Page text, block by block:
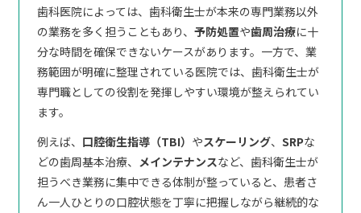
歯科医院によっては、歯科衛生士が本来の専門業務以外
の業務を多く担うこともあり、予防処置や歯周治療に十
分な時間を確保できないケースがあります。一方で、業
務範囲が明確に整理されている医院では、歯科衛生士が
専門職としての役割を発揮しやすい環境が整えられてい
ます。
例えば、 口腔衛生指導（TBI） やスケーリング、SRPな
どの歯周基本治療、 メインテナンスなど、歯科衛生士が
担うべき業務に集中できる体制が整っていると、患者さ
ん一人ひとりの口腔状態を丁寧に把握しながら継続的な